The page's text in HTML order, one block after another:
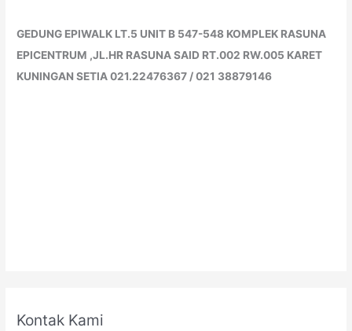
GEDUNG EPIWALK LT.5 UNIT B 547-548 KOMPLEK RASUNA
EPICENTRUM ,JL.HR RASUNA SAID RT.002 RW.005 KARET
KUNINGAN SETIA 021.22476367 / 021 38879146
Kontak Kami